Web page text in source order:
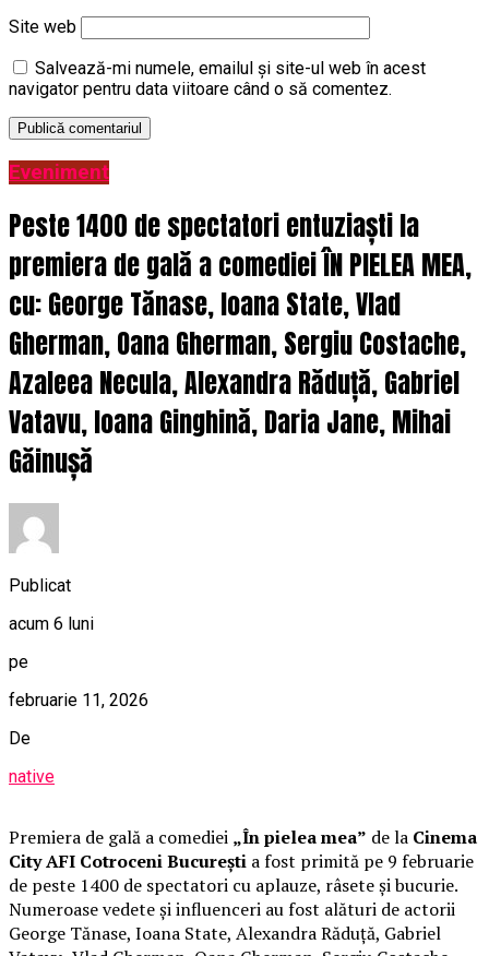
Site web
Salvează-mi numele, emailul și site-ul web în acest
navigator pentru data viitoare când o să comentez.
Eveniment
Peste 1400 de spectatori entuziaști la
premiera de gală a comediei ÎN PIELEA MEA,
cu: George Tănase, Ioana State, Vlad
Gherman, Oana Gherman, Sergiu Costache,
Azaleea Necula, Alexandra Răduță, Gabriel
Vatavu, Ioana Ginghină, Daria Jane, Mihai
Găinușă
Publicat
acum 6 luni
pe
februarie 11, 2026
De
native
Premiera de gală a comediei „În pielea mea” de la Cinema
City AFI Cotroceni București a fost primită pe 9 februarie
de peste 1400 de spectatori cu aplauze, râsete și bucurie.
Numeroase vedete și influenceri au fost alături de actorii
George Tănase, Ioana State, Alexandra Răduță, Gabriel